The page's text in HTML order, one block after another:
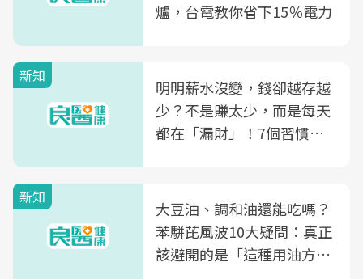
爐，台電教你省下15％電力
新知
明明薪水沒變，錢卻越存越
少？不是賺太少，而是每天
都在「漏財」！7個習慣一
新知
大豆油、調和油還能吃嗎？
苯駢芘風波10大疑問：真正
該避開的是「這種用油方